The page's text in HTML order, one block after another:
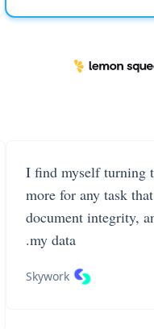
I find myself turning
more for any task
document integrity,
my data.
Skywork